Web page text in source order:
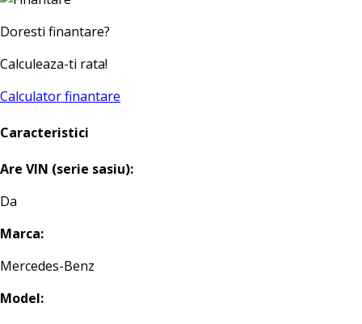
Doresti finantare?
Calculeaza-ti rata!
Calculator finantare
Caracteristici
Are VIN (serie sasiu):
Da
Marca:
Mercedes-Benz
Model: